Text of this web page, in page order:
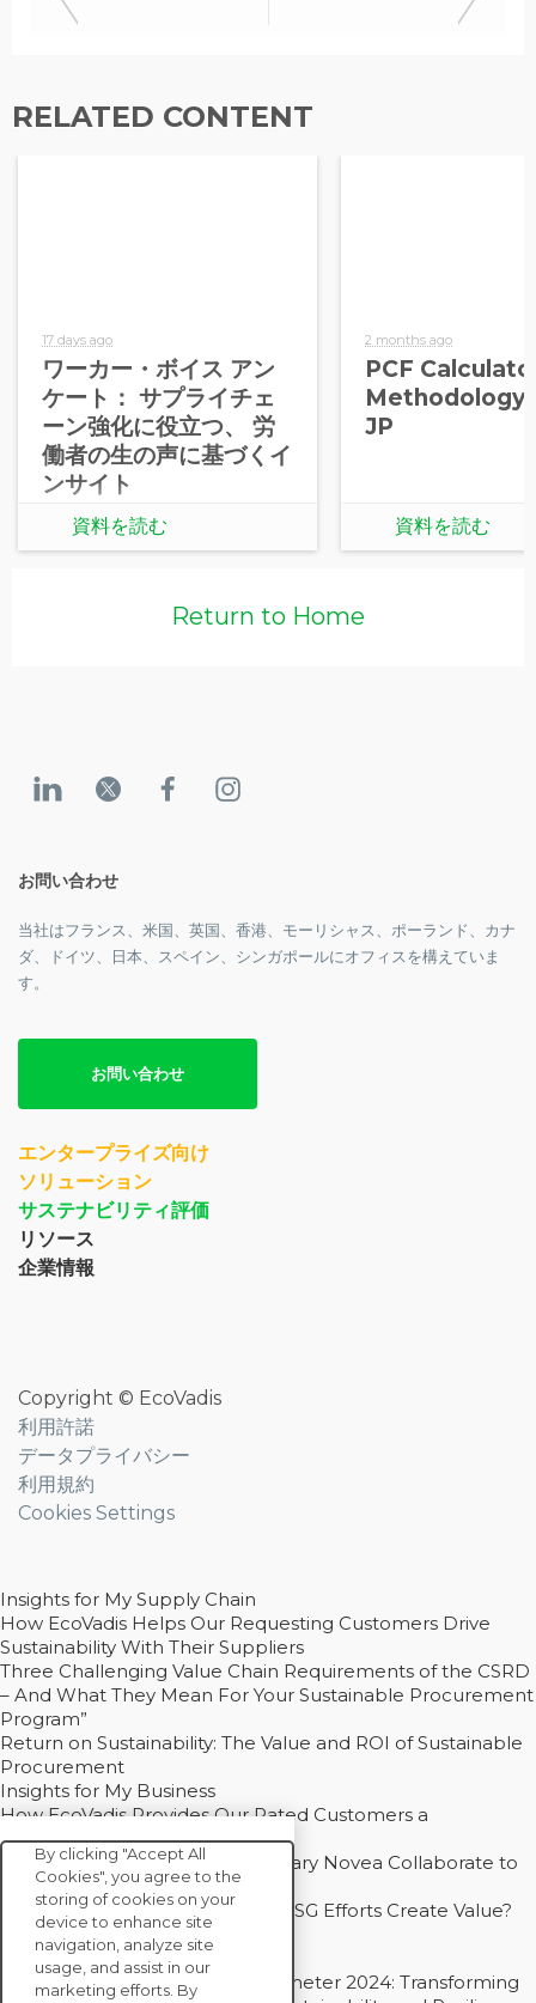
RELATED CONTENT
17 days ago
ワーカー・ボイス アン
ケート： サプライチェ
ーン強化に役立つ、 労
働者の生の声に基づくイ
ンサイト
資料を読む
2 months ago
PCF
Methodology
JP
資料を読む
Return to Home
お問い合わせ
当社はフランス、米国、英国、香港、モーリシャス、ポーランド、カナ
ダ、ドイツ、日本、スペイン、シンガポールにオフィスを構えていま
す。
お問い合わせ
エンタープライズ向け
ソリューション
サステナビリティ評価
リソース
企業情報
Copyright © EcoVadis
利用許諾
データプライバシー
利用規約
Cookies Settings
Insights for My Supply Chain
How EcoVadis Helps Our Requesting Customers Drive
Sustainability With Their Suppliers
Three Challenging Value Chain Requirements of the CSRD
– And What They Mean For Your Sustainable Procurement
Program”
Return on Sustainability: The Value and ROI of Sustainable
Procurement
Insights for My Business
How EcoVadis Provides Our Rated Customers a
Competitive Advantage
How Groupe Sterne and Subsidiary Novea Collaborate to
Drive Decarbonization
Bain - EcoVadis Joint Study: Do ESG Efforts Create Value?
Recommended
Carbon Action Report 2025
Sustainable Procurement Barometer 2024: Transforming
By clicking "Accept All
Cookies", you agree to the
storing of cookies on your
device to enhance site
navigation, analyze site
usage, and assist in our
marketing efforts. By